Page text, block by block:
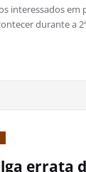
interessados em
durante a 2ª
errata